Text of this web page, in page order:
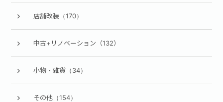
店舗改装（170）
中古+リノベーション（132）
小物・雑貨（34）
その他（154）